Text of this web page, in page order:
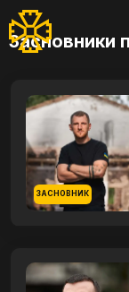
Засновники
ЗАСНОВНИК